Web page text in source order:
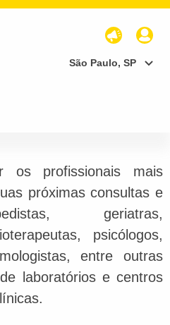
São Paulo, SP
os profissionais mais
próximas consultas e
geriatras,
psicólogos,
entre outras
laboratórios e centros